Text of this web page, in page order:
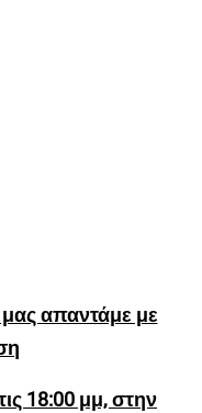
μας απαντάμε με
18:00 μμ, στην